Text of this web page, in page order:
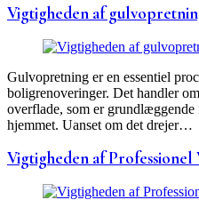
Vigtigheden af
Gulvopretning er en essentiel
boligrenoveringer. Det handler
overflade, som er
hjemmet. Uanset om det drejer…
Vigtigheden af Professionel